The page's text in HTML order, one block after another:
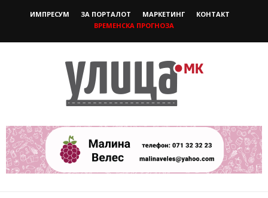
ИМПРЕСУМ ЗА ПОРТАЛОТ МАРКЕТИНГ
КОНТАКТ
ВРЕМЕНСКА ПРОГНОЗА